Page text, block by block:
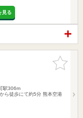
見る
お気に入
りに追加
駅306m
ら徒歩にて約5分 熊本空港